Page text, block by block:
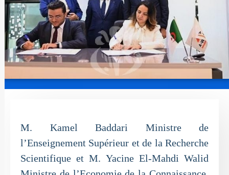
M. Kamel Baddari Ministre de
l’Enseignement Supérieur et de la Recherche
Scientifique et M. Yacine El-Mahdi Walid